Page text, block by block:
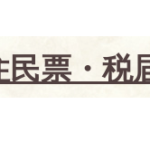
民票・税